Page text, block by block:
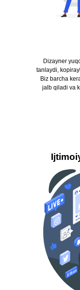
Dizayner
tanlaydi,
Biz barcha
jalb qiladi va